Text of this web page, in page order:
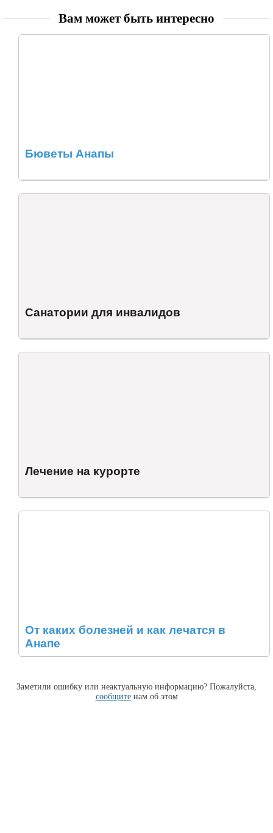
Вам может быть интересно
Бюветы Анапы
Санатории для инвалидов
Лечение на курорте
От каких болезней и как лечатся в
Анапе
Заметили ошибку или неактуальную информацию? Пожалуйста,
сообщитенам об этом